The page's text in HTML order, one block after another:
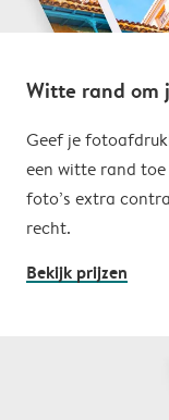
Witte rand om
Geef je
een witte rand
foto’s extra
recht.
Bekijk prijzen